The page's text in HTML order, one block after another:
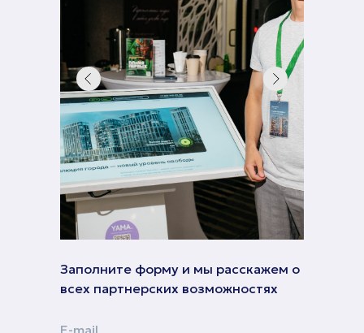
Заполните форму и мы расскажем о
всех партнерских возможностях